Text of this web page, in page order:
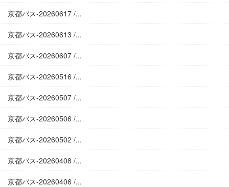
京都バス-20260617 /...
京都バス-20260613 /...
京都バス-20260607 /...
京都バス-20260516 /...
京都バス-20260507 /...
京都バス-20260506 /...
京都バス-20260502 /...
京都バス-20260408 /...
京都バス-20260406 /...